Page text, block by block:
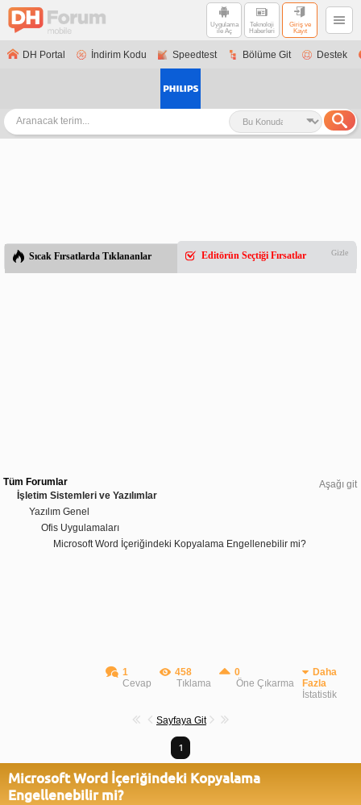
Uygulama
ile Aç
Teknoloji
Haberleri
Giriş ve
Kayıt
DH Portal İndirim Kodu Speedtest Bölüme Git Destek
Sıcak Fırsatlarda Tıklananlar Editörün Seçtiği Fırsatlar Gizle
Aşağı git
Tüm Forumlar
İşletim Sistemleri ve Yazılımlar
Yazılım Genel
Ofis Uygulamaları
Microsoft Word İçeriğindeki Kopyalama Engellenebilir mi?
1
Cevap
458
Tıklama
0
Öne Çıkarma
Daha
Fazla
İstatistik
Sayfaya Git
1
Microsoft Word İçeriğindeki Kopyalama
Engellenebilir mi?